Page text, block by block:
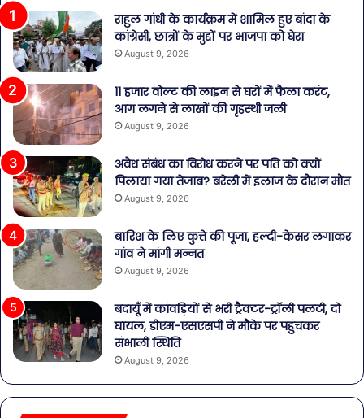
राहुल गांधी के कार्यक्रम में शामिल हुए बांदा के
कांग्रेसी, छात्रों के मुद्दों पर भाजपा को घेरा
August 9, 2026
11 हजार वोल्ट की लाइन से घरों में फैला करंट,
आग लगने से लाखों की गृहस्थी जली
August 9, 2026
अवैध संबंध का विरोध करने पर पति को क्यों
पिलाया गया तेजाब? बरेली में इलाज के दौरान मौत
August 9, 2026
बारिश के लिए कुत्ते की पूजा, हल्दी-केसर लगाकर
गांव ने मांगी मन्नत
August 9, 2026
बदायूँ में कांवड़ियों से भरी ट्रैक्टर-ट्रॉली पलटी, दो
घायल, डीएम-एसएसपी ने मौके पर पहुंचकर
संभाली स्थिति
August 9, 2026